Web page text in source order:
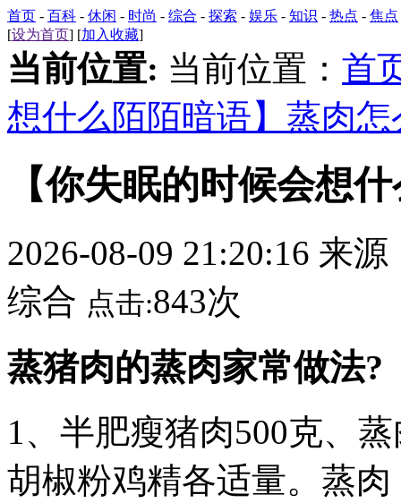
首页 - 百科 - 休闲 - 时尚 - 综合 - 探索 - 娱乐 - 知识 - 热点 - 焦点
[设为首页] [加入收藏]
当前位置: 当前位置： 首
想什么陌陌暗语】蒸肉怎
【你失眠的时候会想
2026-08-09 21:20:16 来源
综合 点击:843次
蒸猪肉的蒸肉家常做法?
1、半肥瘦猪肉500克、
胡椒粉鸡精各适量。蒸